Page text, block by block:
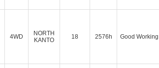
4WD
NORTH
KANTO
18 2576h Good Working